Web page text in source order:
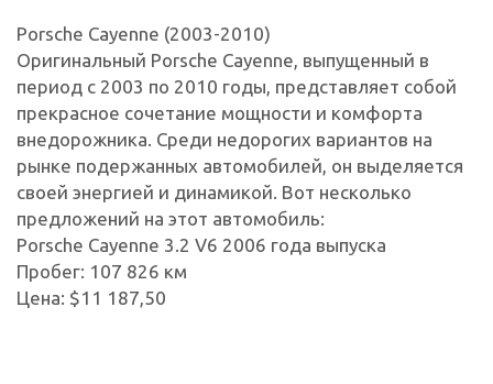
Porsche Cayenne (2003-2010)
Оригинальный Porsche Cayenne, выпущенный в
период с 2003 по 2010 годы, представляет собой
прекрасное сочетание мощности и комфорта
внедорожника. Среди недорогих вариантов на
рынке подержанных автомобилей, он выделяется
своей энергией и динамикой. Вот несколько
предложений на этот автомобиль:
Porsche Cayenne 3.2 V6 2006 года выпуска
Пробег: 107 826 км
Цена: $11 187,50